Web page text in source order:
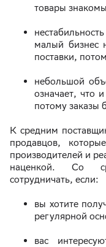
товары
малый бизнес
поставки,
небольшой
означает, что
потому заказы
К средним
продавцов,
производителей и
наценкой. Со
сотрудничать, если:
вы хотите
регулярной
вас